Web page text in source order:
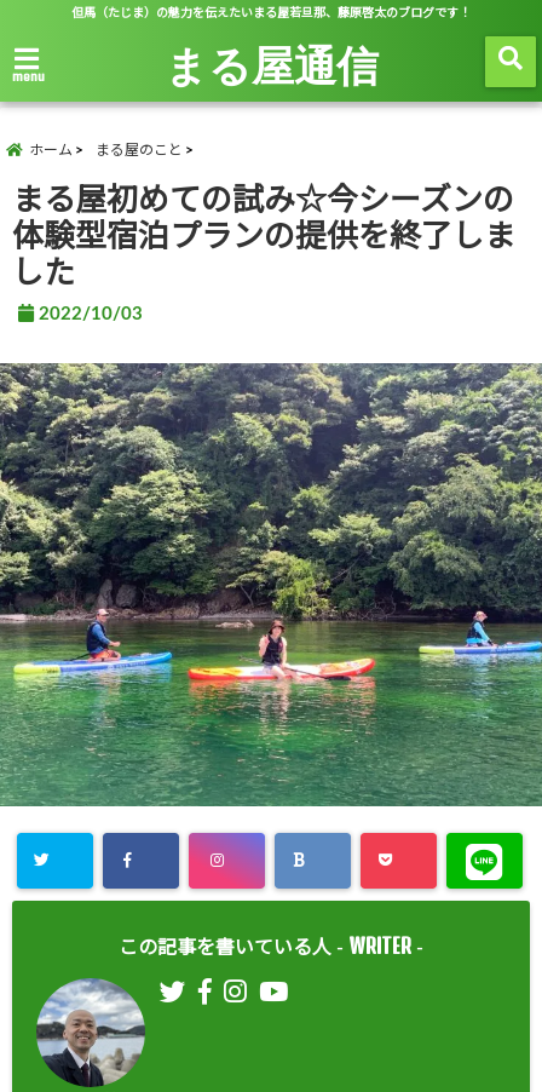
但馬（たじま）の魅力を伝えたいまる屋若旦那、藤原啓太のブログです！
menu まる屋通信
ホーム まる屋のこと
まる屋初めての試み☆今シーズンの
体験型宿泊プランの提供を終了しま
した
2022/10/03
この記事を書いている人 - WRITER -